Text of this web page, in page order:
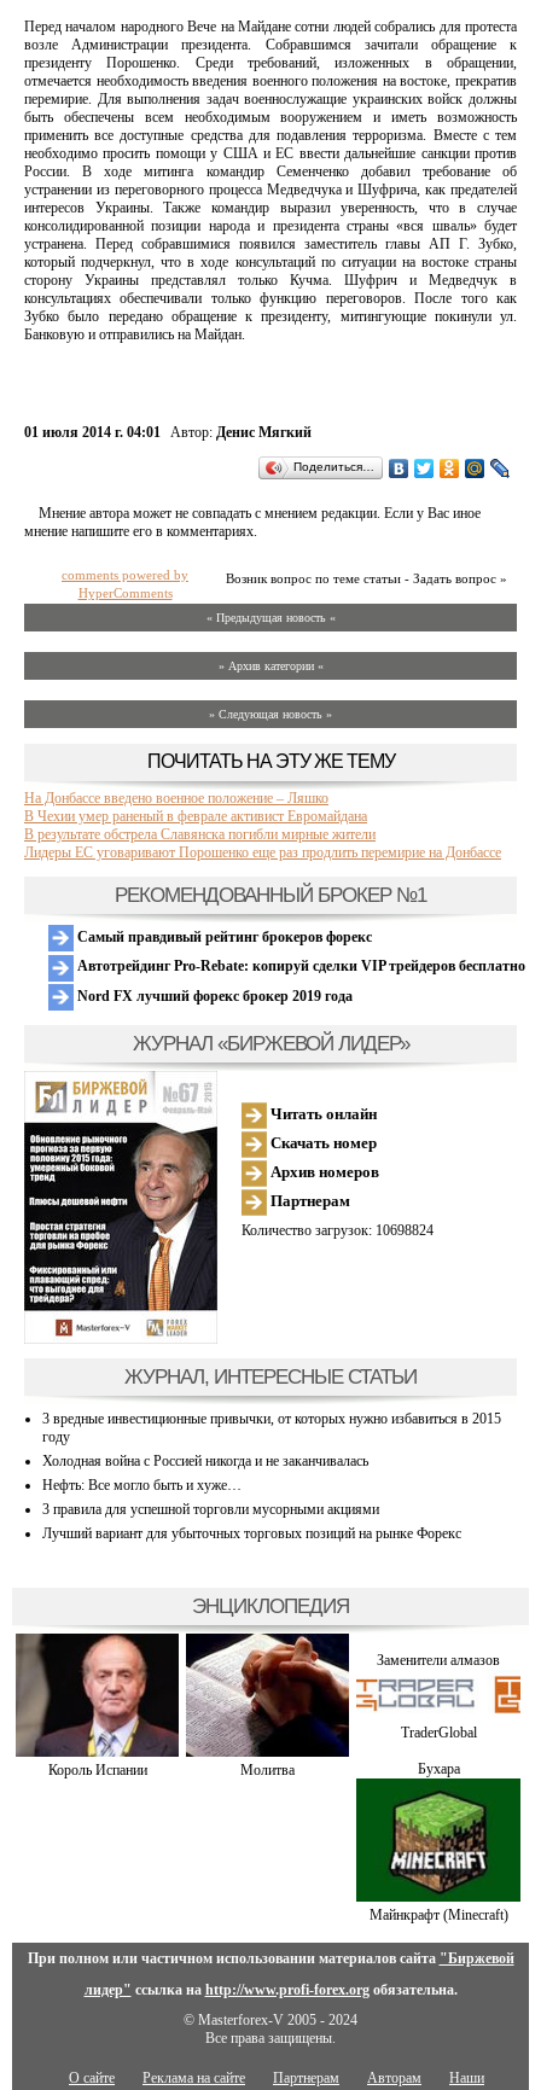
Перед началом народного Вече на Майдане сотни людей собрались для протеста
возле Администрации президента. Собравшимся зачитали обращение к
президенту Порошенко. Среди требований, изложенных в обращении,
отмечается необходимость введения военного положения на востоке, прекратив
перемирие. Для выполнения задач военнослужащие украинских войск должны
быть обеспечены всем необходимым вооружением и иметь возможность
применить все доступные средства для подавления терроризма. Вместе с тем
необходимо просить помощи у США и ЕС ввести дальнейшие санкции против
России. В ходе митинга командир Семенченко добавил требование об
устранении из переговорного процесса Медведчука и Шуфрича, как предателей
интересов Украины. Также командир выразил уверенность, что в случае
консолидированной позиции народа и президента страны «вся шваль» будет
устранена. Перед собравшимися появился заместитель главы АП Г. Зубко,
который подчеркнул, что в ходе консультаций по ситуации на востоке страны
сторону Украины представлял только Кучма. Шуфрич и Медведчук в
консультациях обеспечивали только функцию переговоров. После того как
Зубко было передано обращение к президенту, митингующие покинули ул.
Банковую и отправились на Майдан.
01 июля 2014 г. 04:01 Автор: Денис Мягкий
Поделиться…
Мнение автора может не совпадать с мнением редакции. Если у Вас иное
мнение напишите его в комментариях.
Возник вопрос по теме статьи - Задать вопрос »
comments powered by
HyperComments
« Предыдущая новость «
» Архив категории «
» Следующая новость »
ПОЧИТАТЬ НА ЭТУ ЖЕ ТЕМУ
На Донбассе введено военное положение – Ляшко
В Чехии умер раненый в феврале активист Евромайдана
В результате обстрела Славянска погибли мирные жители
Лидеры ЕС уговаривают Порошенко еще раз продлить перемирие на Донбассе
РЕКОМЕНДОВАННЫЙ БРОКЕР №1
Самый правдивый рейтинг брокеров форекс
Автотрейдинг Pro-Rebate: копируй сделки VIP трейдеров бесплатно
Nord FX лучший форекс брокер 2019 года
ЖУРНАЛ «БИРЖЕВОЙ ЛИДЕР»
Читать онлайн
Скачать номер
Архив номеров
Партнерам
Количество загрузок: 10698824
ЖУРНАЛ, ИНТЕРЕСНЫЕ СТАТЬИ
3 вредные инвестиционные привычки, от которых нужно избавиться в 2015
году
Холодная война с Россией никогда и не заканчивалась
Нефть: Все могло быть и хуже…
3 правила для успешной торговли мусорными акциями
Лучший вариант для убыточных торговых позиций на рынке Форекс
ЭНЦИКЛОПЕДИЯ
Король Испании Молитва
Заменители алмазов
TraderGlobal
Бухара
Майнкрафт (Minecraft)
При полном или частичном использовании материалов сайта "Биржевой
лидер" ссылка на http://www.profi-forex.orgобязательна.
© Masterforex-V 2005 - 2024
Все права защищены.
О сайте Реклама на сайте Партнерам Авторам Наши